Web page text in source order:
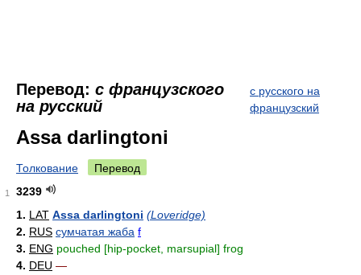
Перевод: с французского
на русский
с русского на
французский
Assa darlingtoni
Толкование Перевод
1
3239
1. LAT Assa darlingtoni (Loveridge)
2. RUS сумчатая жаба f
3. ENG pouched [hip-pocket, marsupial] frog
4. DEU —